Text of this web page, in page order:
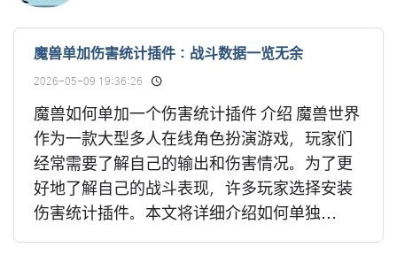
魔兽单加伤害统计插件：战斗数据一览无余
2026-05-09 19:36:26
魔兽如何单加一个伤害统计插件 介绍 魔兽世界
作为一款大型多人在线角色扮演游戏，玩家们
经常需要了解自己的输出和伤害情况。为了更
好地了解自己的战斗表现，许多玩家选择安装
伤害统计插件。本文将详细介绍如何单独...